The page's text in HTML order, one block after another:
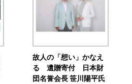
故人の「想い」かなえ
る 遺贈寄付 日本財
団名誉会長 笹川陽平氏